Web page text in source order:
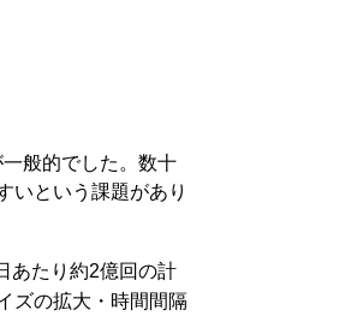
般的でした。数十
いという課題があり
あたり約2億回の計
ズの拡大・時間間隔